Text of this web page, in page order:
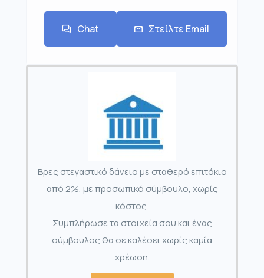
Chat Στείλτε Email
Βρες στεγαστικό δάνειο με σταθερό επιτόκιο
από 2%, με προσωπικό σύμβουλο, χωρίς
κόστος.
Συμπλήρωσε τα στοιχεία σου και ένας
σύμβουλος θα σε καλέσει χωρίς καμία
χρέωση.